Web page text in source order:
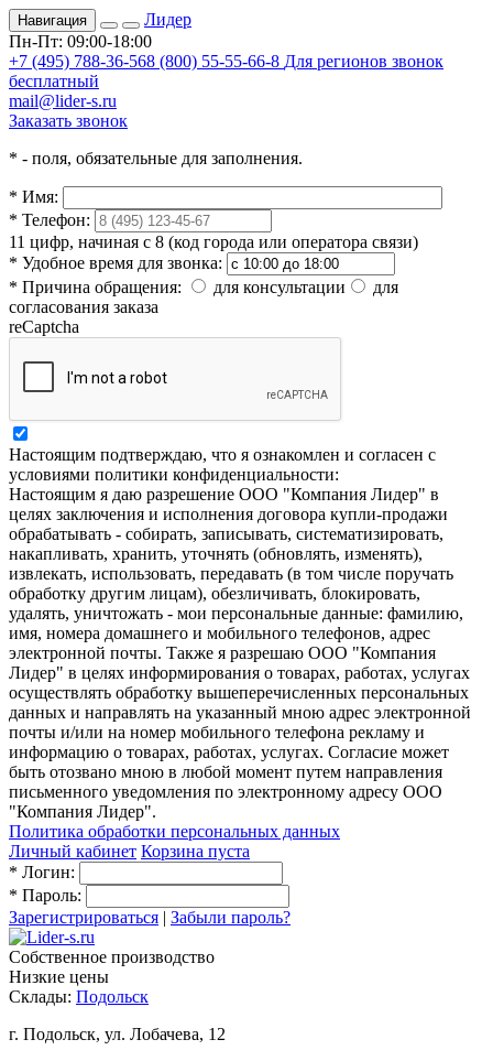
Навигация
Лидер
Пн-Пт: 09:00-18:00
+7 (495) 788-36-568 (800) 55-55-66-8 Для регионов звонок
бесплатный
mail@lider-s.ru
Заказать звонок
* - поля, обязательные для заполнения.
* Имя:
* Телефон:
11 цифр, начиная с 8 (код города или оператора связи)
* Удобное время для звонка:
* Причина обращения: для консультации
для
согласования заказа
reCaptcha
Настоящим подтверждаю, что я ознакомлен и согласен с
условиями политики конфиденциальности:
Настоящим я даю разрешение ООО "Компания Лидер" в
целях заключения и исполнения договора купли-продажи
обрабатывать - собирать, записывать, систематизировать,
накапливать, хранить, уточнять (обновлять, изменять),
извлекать, использовать, передавать (в том числе поручать
обработку другим лицам), обезличивать, блокировать,
удалять, уничтожать - мои персональные данные: фамилию,
имя, номера домашнего и мобильного телефонов, адрес
электронной почты. Также я разрешаю ООО "Компания
Лидер" в целях информирования о товарах, работах, услугах
осуществлять обработку вышеперечисленных персональных
данных и направлять на указанный мною адрес электронной
почты и/или на номер мобильного телефона рекламу и
информацию о товарах, работах, услугах. Согласие может
быть отозвано мною в любой момент путем направления
письменного уведомления по электронному адресу ООО
"Компания Лидер".
Политика обработки персональных данных
Личный кабинет Корзина пуста
* Логин:
* Пароль:
Зарегистрироваться | Забыли пароль?
Собственное производство
Низкие цены
Склады: Подольск
г. Подольск, ул. Лобачева, 12